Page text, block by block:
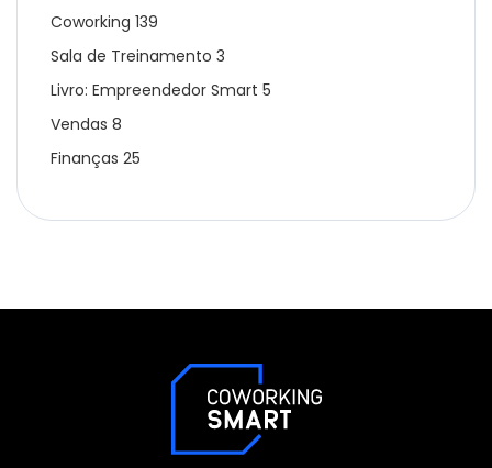
Coworking 139
Sala de Treinamento 3
Livro: Empreendedor Smart 5
Vendas 8
Finanças 25